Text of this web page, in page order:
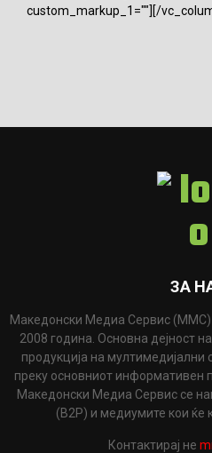
custom_markup_1=""][/
ЗА
Македонски Медиа Сервис (ММС)
2008 година. Основна дејност
продукција на мултимедијални
преку основниот информативен
Македонски Медиа Сервис се
(B2P) и медиумите кои ќе
Контактирај не